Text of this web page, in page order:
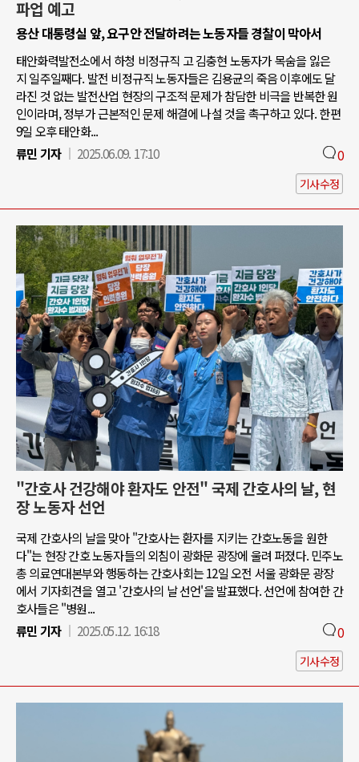
파업 예고
용산 대통령실 앞, 요구안 전달하려는 노동자들 경찰이 막아서
태안화력발전소에서 하청 비정규직 고 김충현 노동자가 목숨을 잃은
지 일주일째다. 발전 비정규직 노동자들은 김용균의 죽음 이후에도 달
라진 것 없는 발전산업 현장의 구조적 문제가 참담한 비극을 반복한 원
인이라며, 정부가 근본적인 문제 해결에 나설 것을 촉구하고 있다. 한편
9일 오후 태안화...
류민 기자
2025.06.09. 17:10 0
기사수정
"간호사 건강해야 환자도 안전" 국제 간호사의 날, 현
장 노동자 선언
국제 간호사의 날을 맞아 "간호사는 환자를 지키는 간호노동을 원한
다"는 현장 간호 노동자들의 외침이 광화문 광장에 울려 퍼졌다. 민주노
총 의료연대본부와 행동하는 간호사회는 12일 오전 서울 광화문 광장
에서 기자회견을 열고 '간호사의 날 선언'을 발표했다. 선언에 참여한 간
호사들은 "병원...
류민 기자
2025.05.12. 16:18 0
기사수정